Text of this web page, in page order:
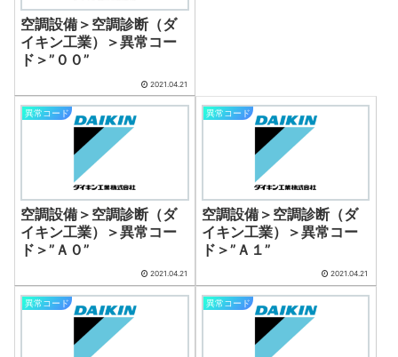
空調設備＞空調診断（ダ
イキン工業）＞異常コー
ド＞”００”
2021.04.21
異常コード
空調設備＞空調診断（ダ
イキン工業）＞異常コー
ド＞”Ａ０”
2021.04.21
異常コード
空調設備＞空調診断（ダ
イキン工業）＞異常コー
ド＞”Ａ１”
2021.04.21
異常コード 異常コード